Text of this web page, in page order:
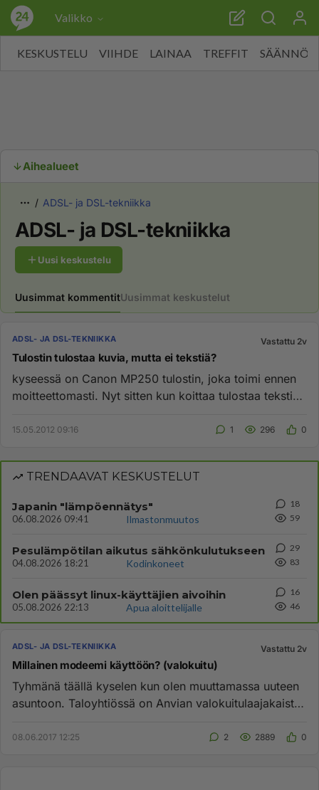
Valikko
KESKUSTELU VIIHDE LAINAA TREFFIT SÄÄNNÖT
Aihealueet
ADSL- ja DSL-tekniikka
ADSL- ja DSL-tekniikka
Uusi keskustelu
Uusimmat kommentitUusimmat keskustelut
ADSL- JA DSL-TEKNIIKKA Vastattu 2v
Tulostin tulostaa kuvia, mutta ei tekstiä?
kyseessä on Canon MP250 tulostin, joka toimi ennen
moitteettomasti. Nyt sitten kun koittaa tulostaa tekstiä,
15.05.2012 09:16 1 296 0
TRENDAAVAT KESKUSTELUT
Japanin "lämpöennätys"
06.08.2026 09:41 Ilmastonmuutos
18
59
Pesulämpötilan aikutus sähkönkulutukseen
04.08.2026 18:21 Kodinkoneet
29
83
Olen päässyt linux-käyttäjien aivoihin
05.08.2026 22:13 Apua aloittelijalle
16
46
ADSL- JA DSL-TEKNIIKKA Vastattu 2v
Millainen modeemi käyttöön? (valokuitu)
Tyhmänä täällä kyselen kun olen muuttamassa uuteen
asuntoon. Taloyhtiössä on Anvian valokuitulaajakaista.
08.06.2017 12:25 2 2889 0